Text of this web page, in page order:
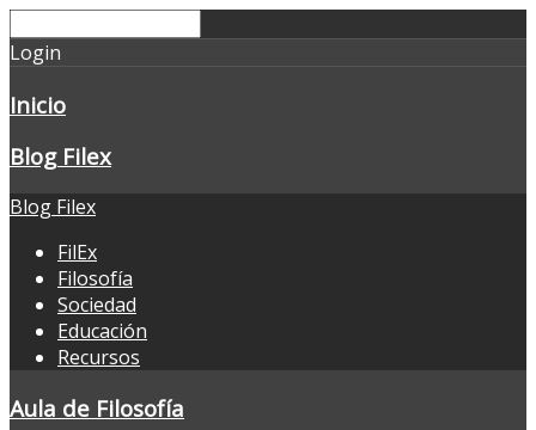
Login
Inicio
Blog Filex
Blog Filex
FilEx
Filosofía
Sociedad
Educación
Recursos
Aula de Filosofía